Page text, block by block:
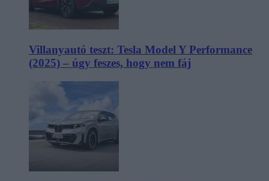
Villanyautó teszt: Tesla Model Y Performance
(2025) – úgy feszes, hogy nem fáj